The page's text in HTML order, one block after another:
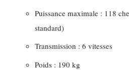
Puissance maximale : 118
standard)
Transmission : 6 vitesses
Poids : 190 kg